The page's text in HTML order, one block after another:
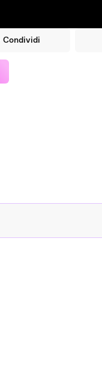
Condividi